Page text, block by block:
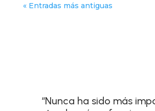
« Entradas más antiguas
“Nunca ha sido más